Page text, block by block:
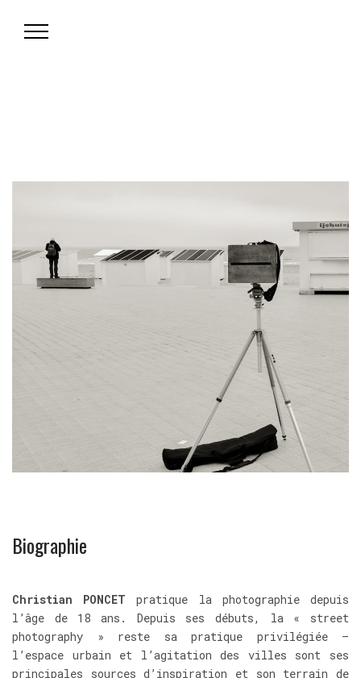
Biographie
Christian PONCET pratique la photographie depuis
l’âge de 18 ans. Depuis ses débuts, la « street
photography » reste sa pratique privilégiée –
l’espace urbain et l’agitation des villes sont ses
principales sources d’inspiration et son terrain de